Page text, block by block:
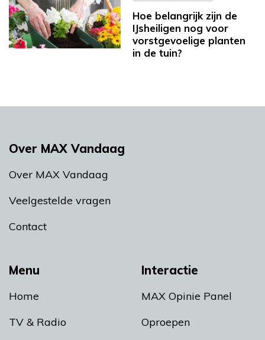
Hoe belangrijk zijn de
IJsheiligen nog voor
vorstgevoelige planten
in de tuin?
Menu
Home
TV & Radio
Interactie
MAX Opinie Panel
Oproepen
Over MAX Vandaag
Over MAX Vandaag
Veelgestelde vragen
Contact